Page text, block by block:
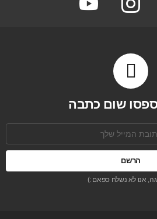
שום כתבה
אנו לא נשלח ספאם :)